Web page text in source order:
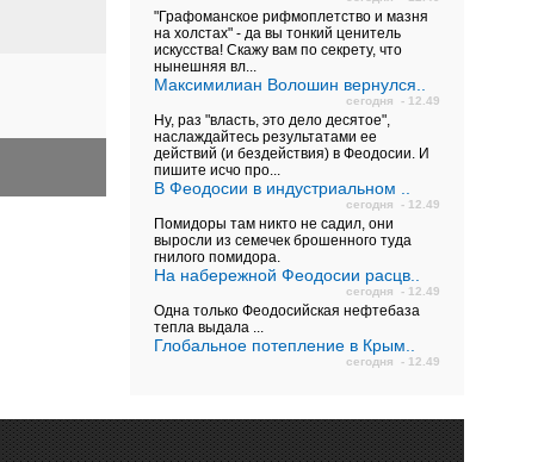
"Графоманское рифмоплетство и мазня
на холстах" - да вы тонкий ценитель
искусства! Скажу вам по секрету, что
нынешняя вл...
Максимилиан Волошин вернулся..
сегодня - 12.49
Ну, раз "власть, это дело десятое",
наслаждайтесь результатами ее
действий (и бездействия) в Феодосии. И
пишите исчо про...
В Феодосии в индустриальном ..
сегодня - 12.49
Помидоры там никто не садил, они
выросли из семечек брошенного туда
гнилого помидора.
На набережной Феодосии расцв..
сегодня - 12.49
Одна только Феодосийская нефтебаза
тепла выдала ...
Глобальное потепление в Крым..
сегодня - 12.49